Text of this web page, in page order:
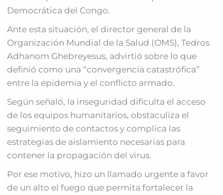
Democrática del Congo.
Ante esta situación, el director general de la
Organización Mundial de la Salud (OMS), Tedros
Adhanom Ghebreyesus, advirtió sobre lo que
definió como una “convergencia catastrófica”
entre la epidemia y el conflicto armado.
Según señaló, la inseguridad dificulta el acceso
de los equipos humanitarios, obstaculiza el
seguimiento de contactos y complica las
estrategias de aislamiento necesarias para
contener la propagación del virus.
Por ese motivo, hizo un llamado urgente a favor
de un alto el fuego que permita fortalecer la